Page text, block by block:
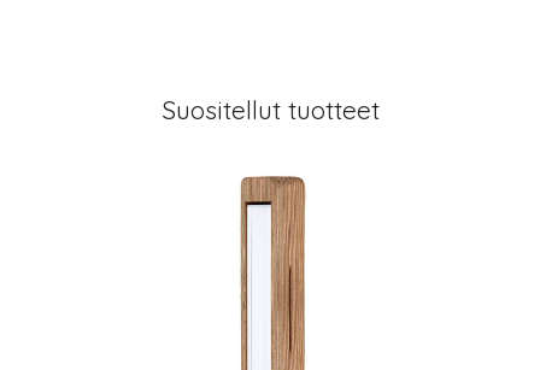
Suositellut tuotteet